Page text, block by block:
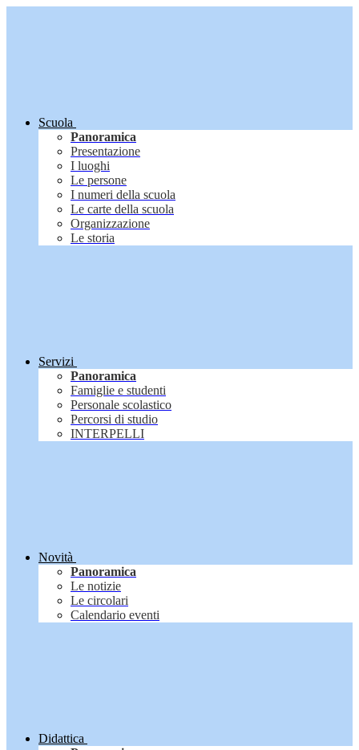
Scuola
Panoramica
Presentazione
I luoghi
Le persone
I numeri della scuola
Le carte della scuola
Organizzazione
Le storia
Servizi
Panoramica
Famiglie e studenti
Personale scolastico
Percorsi di studio
INTERPELLI
Novità
Panoramica
Le notizie
Le circolari
Calendario eventi
Didattica